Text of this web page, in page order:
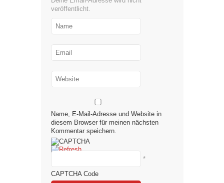
veröffentlicht.
Name, E-Mail-Adresse und Website in
diesem Browser für meinen nächsten
Kommentar speichern.
CAPTCHA Code
*